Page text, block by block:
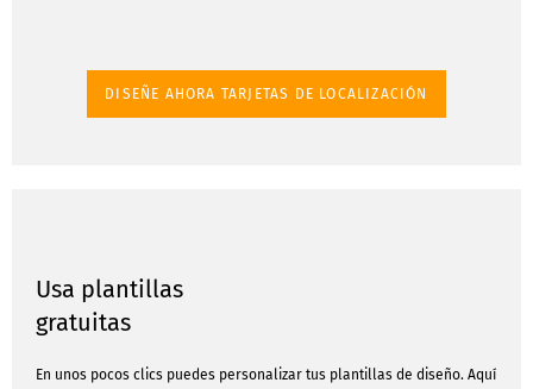
DISEÑE AHORA TARJETAS DE LOCALIZACIÓN
Usa plantillas
gratuitas
En unos pocos clics puedes personalizar tus plantillas de diseño. Aquí